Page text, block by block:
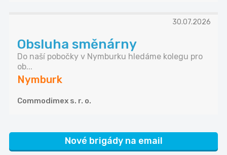
30.07.2026
Obsluha směnárny
Do naší pobočky v Nymburku hledáme kolegu pro
ob...
Nymburk
Commodimex s. r. o.
Nové brigády na email